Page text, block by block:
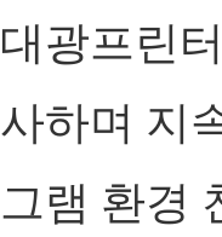
대광프린
사하며 지
그램 환경